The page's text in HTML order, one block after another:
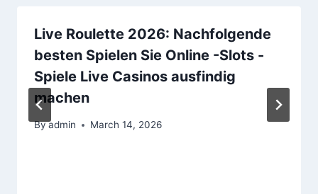
Live Roulette 2026: Nachfolgende
besten Spielen Sie Online -Slots -
Spiele Live Casinos ausfindig
machen
Byadmin March 14, 2026